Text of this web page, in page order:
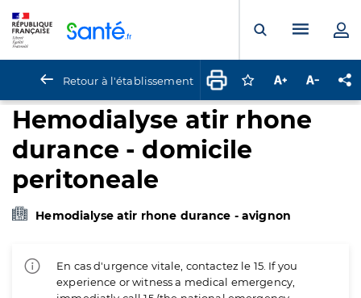
Ouvrir laMenu
Retour à l'établissement Connectez-vous
Augmenter la
Hemodialyse atir rhone
durance - domicile
peritoneale
Hemodialyse atir rhone durance - avignon
En cas d'urgence vitale, contactez le 15. If you
experience or witness a medical emergency,